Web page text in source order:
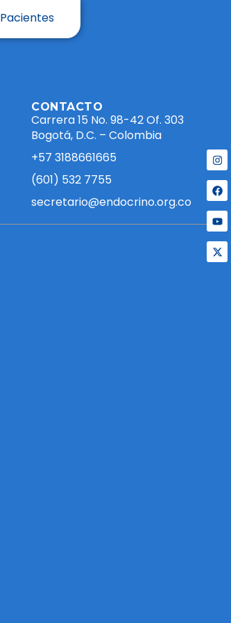
Pacientes
CONTACTO
Carrera 15 No. 98-42 Of. 303
Bogotá, D.C. – Colombia
+57 3188661665
(601) 532 7755
secretario@endocrino.org.co